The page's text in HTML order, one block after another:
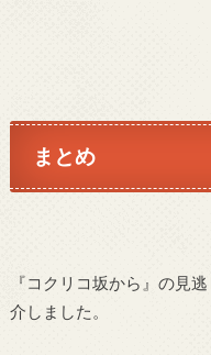
まとめ
『コクリコ坂から』の見
介しました。